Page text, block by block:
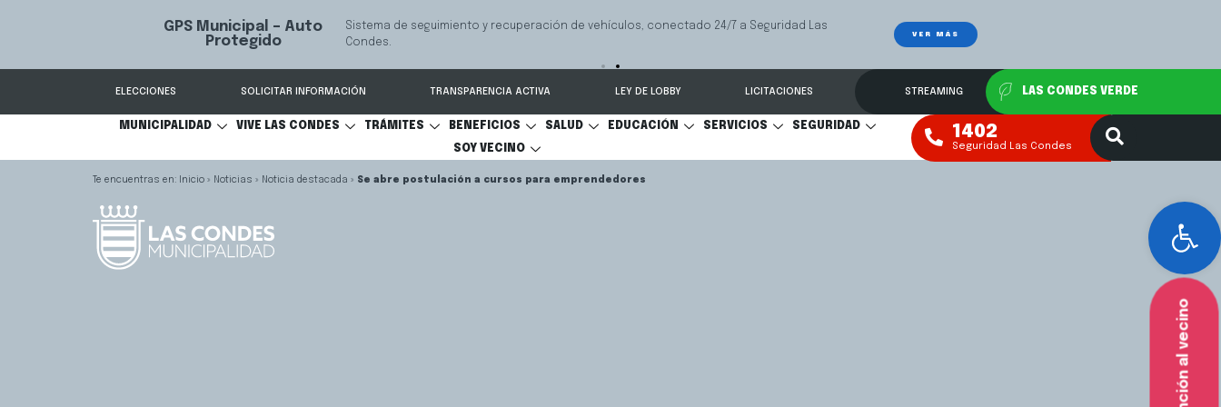
GPS Municipal – Auto
Protegido
Sistema de seguimiento y recuperación de vehículos, conectado 24/7 a Seguridad Las
Condes.
VER MÁS
ELECCIONES SOLICITAR INFORMACIÓN TRANSPARENCIA ACTIVA LEY DE LOBBY LICITACIONES STREAMING LAS CONDES VERDE
MUNICIPALIDAD VIVE LAS CONDES TRÁMITES BENEFICIOS SALUD EDUCACIÓN SERVICIOS SEGURIDAD
SOY VECINO
1402
Seguridad Las Condes
Inicio » Noticias » Noticia destacada » Se abre postulación a cursos para emprendedores
Atención al vecino